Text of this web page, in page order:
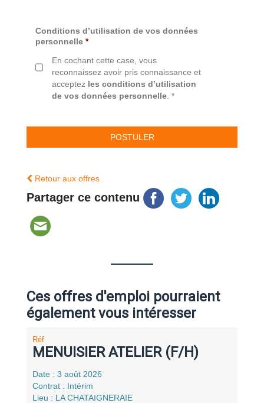
Conditions d’utilisation de vos données
personnelle *
En cochant cette case, vous
reconnaissez avoir pris connaissance et
acceptez les conditions d’utilisation
de vos données personnelle . *
Retour aux offres
Partager ce contenu
Ces offres d'emploi pourraient
également vous intéresser
Réf
MENUISIER ATELIER (F/H)
Date : 3 août 2026
Contrat : Intérim
Lieu : LA CHATAIGNERAIE